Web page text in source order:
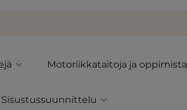
Motoriikkataitoja ja oppimista
Sisustussuunnittelu